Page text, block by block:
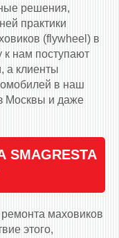
решения,
практики
(flywheel) в
к нам поступают
а клиенты
в наш
Москвы и даже
маховиков
этого,